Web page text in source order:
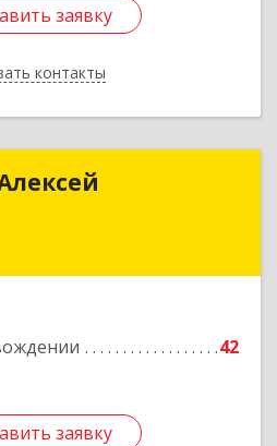
заявку
контакты
заявку
Назад
42
заявку
Алексей
заявку